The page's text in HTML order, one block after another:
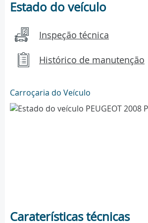
Estado do veículo
Inspeção técnica
Histórico de manutenção
Carroçaria do Veículo
Caraterísticas técnicas